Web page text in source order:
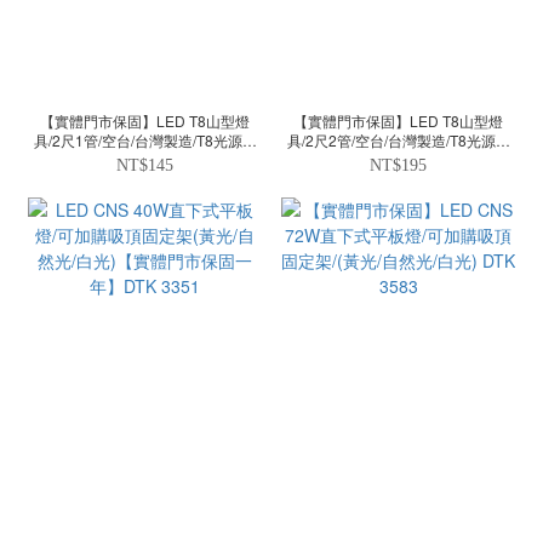
【實體門市保固】LED T8山型燈
具/2尺1管/空台/台灣製造/T8光源另
計/SK-L4312SZ (無小夜燈)
NT$145
【實體門市保固】LED T8山型燈
具/2尺2管/空台/台灣製造/T8光源另
計/SK-L4313SZ (無小夜燈)
NT$195